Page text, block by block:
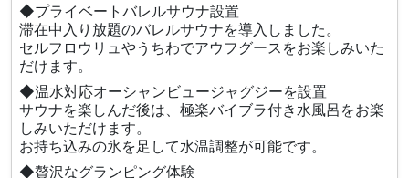
◆プライベートバレルサウナ設置
滞在中入り放題のバレルサウナを導入しました。
セルフロウリュやうちわでアウフグースをお楽しみいた
だけます。
◆温水対応オーシャンビュージャグジーを設置
サウナを楽しんだ後は、極楽バイブラ付き水風呂をお楽
しみいただけます。
お持ち込みの氷を足して水温調整が可能です。
◆贅沢なグランピング体験